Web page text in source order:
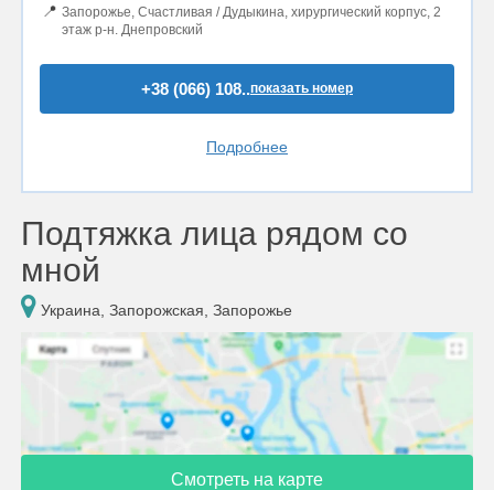
📍 Запорожье, Счастливая / Дудыкина, хирургический корпус, 2
этаж р-н. Днепровский
+38 (066) 108..показать номер
Подробнее
Подтяжка лица рядом со
мной
Украина, Запорожская, Запорожье
Смотреть на карте